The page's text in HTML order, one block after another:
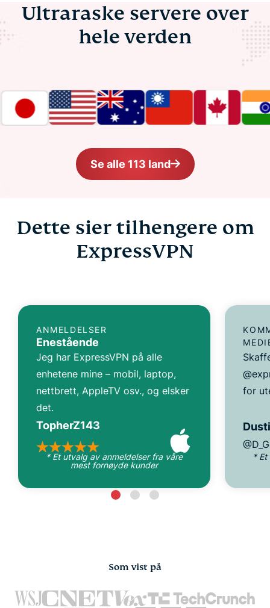
Ultraraske servere over
hele verden
Se alle 113 land
Dette sier tilhengere om
ExpressVPN
ANMELDELSER
Enestående
Jeg har ExpressVPN på alle
enhetene mine – mobil, laptop,
nettbrett, AppleTV osv., og elsker
det.
TopherZ143
* Et utvalg av anmeldelser fra våre
mest fornøyde kunder
for
* Et
Som vist på